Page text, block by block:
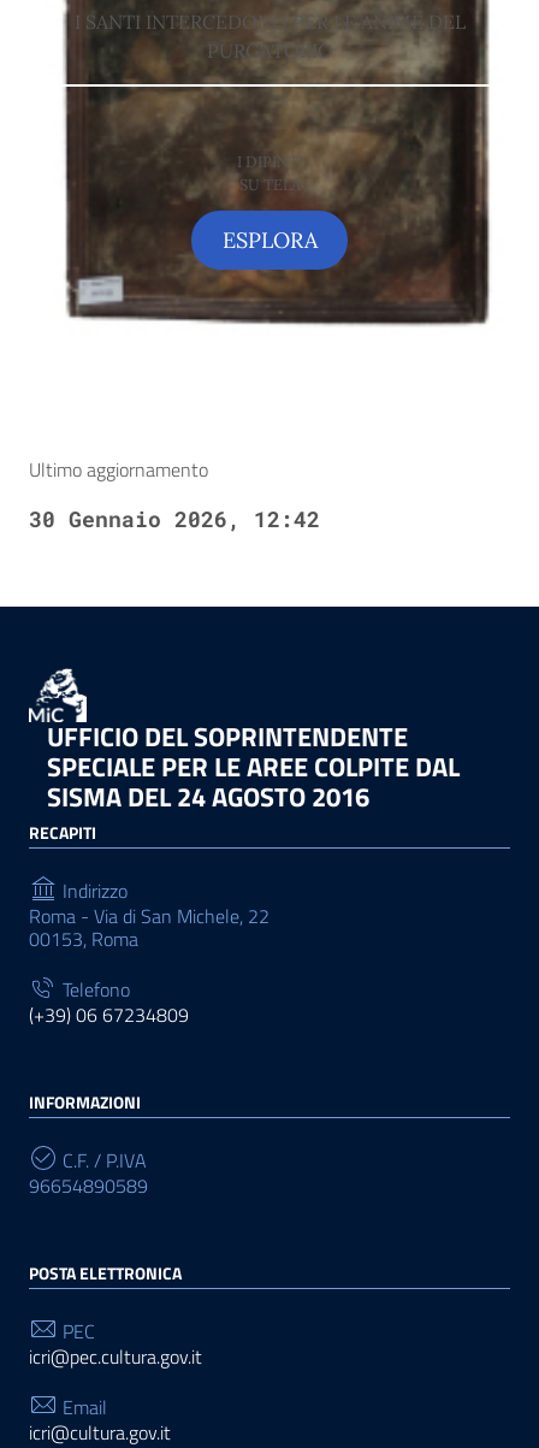
I SANTI INTERCEDONO PER LE ANIME DEL
PURGATORIO
I DIPINTI
SU TELA
ESPLORA
Ultimo aggiornamento
30 Gennaio 2026, 12:42
UFFICIO DEL SOPRINTENDENTE
SPECIALE PER LE AREE COLPITE DAL
SISMA DEL 24 AGOSTO 2016
RECAPITI
Indirizzo
Roma - Via di San Michele, 22
00153, Roma
Telefono
(+39) 06 67234809
INFORMAZIONI
C.F. / P.IVA
96654890589
POSTA ELETTRONICA
PEC
icri@pec.cultura.gov.it
Email
icri@cultura.gov.it